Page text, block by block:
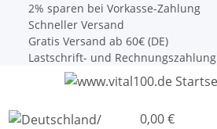
2% sparen bei Vorkasse-Zahlung
Schneller Versand
Gratis Versand ab 60€ (DE)
Lastschrift- und Rechnungszahlung
0,00 €